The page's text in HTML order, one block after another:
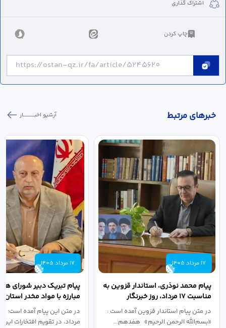
اشتراک گذاری
چاپ کردن
خبر‌های مرتبط آرشیو اخبـــــــــــار
17 مرداد 1405
پیام محمد نوذری، استاندار قزوین به
مناسبت ۱۷ مرداد، روز خبرنگار
در متن پیام استاندار قزوین آمده است :
«بسم‌الله الرحمن الرحیم» هفدهم...
17 مرداد 1405
پیام تبریک دبیر شورای
مبارزه با مواد مخدر استان
مناسبت روز خبرنگار...
در متن این پیام آمده
مرداد، در تقویم افتخارات